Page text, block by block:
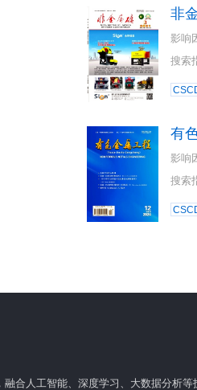
非
影响
搜索
有
影响
搜索
融合人工智能、深度学习、大数据分析